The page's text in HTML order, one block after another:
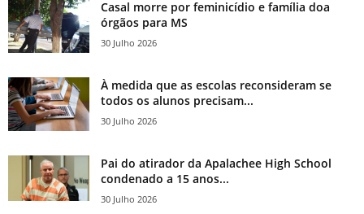
Casal morre por feminicídio e família doa
órgãos para MS
30 Julho 2026
À medida que as escolas reconsideram se
todos os alunos precisam...
30 Julho 2026
Pai do atirador da Apalachee High School
condenado a 15 anos...
30 Julho 2026